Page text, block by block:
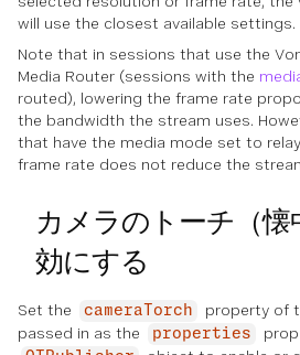
will use the closest available settings.
Note that in sessions that use the
Media Router (sessions with the
routed), lowering the frame rate
the bandwidth the stream uses.
that have the media mode set to
frame rate does not reduce the
カメラのトーチ（懐
効にする
Set the cameraTorch
property of
passed in as the
properties